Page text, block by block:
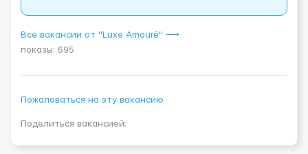
Все вакансии от "Luxe Amouré" ⟶
показы: 695
Пожаловаться на эту вакансию
Поделиться вакансией: